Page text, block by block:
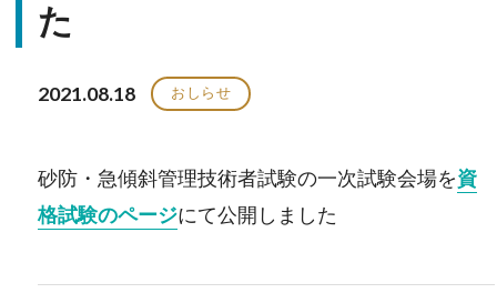
た
2021.08.18 おしらせ
砂防・急傾斜管理技術者試験の一次試験会場を資
格試験のページにて公開しました